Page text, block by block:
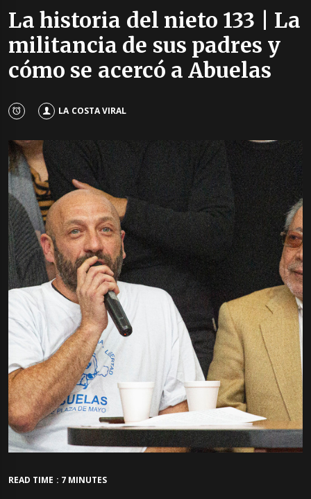
La historia del nieto 133 | La
militancia de sus padres y
cómo se acercó a Abuelas
LA COSTA VIRAL
READ TIME : 7 MINUTES